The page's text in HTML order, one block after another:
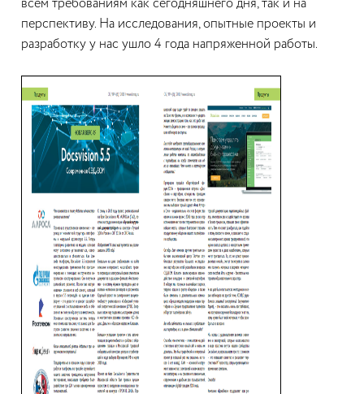
всем требованиям как сегодняшнего дня, так и на
перспективу. На исследования, опытные проекты и
разработку у нас ушло 4 года напряженной работы.